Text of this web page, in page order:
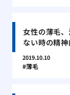
女性の薄毛
ない時の精
2019.10.10
薄毛